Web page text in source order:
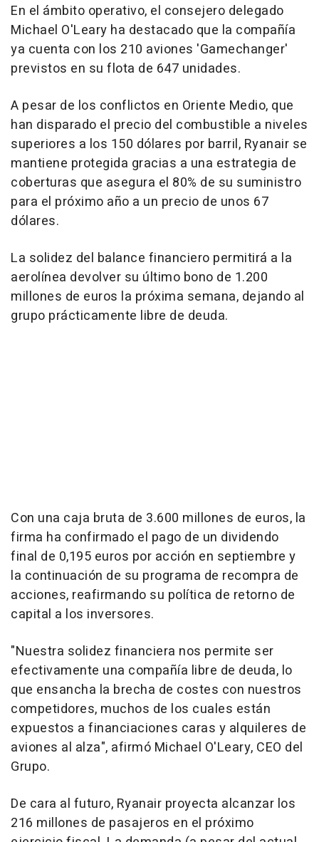
En el ámbito operativo, el consejero delegado
Michael O'Leary ha destacado que la compañía
ya cuenta con los 210 aviones 'Gamechanger'
previstos en su flota de 647 unidades.
A pesar de los conflictos en Oriente Medio, que
han disparado el precio del combustible a niveles
superiores a los 150 dólares por barril, Ryanair se
mantiene protegida gracias a una estrategia de
coberturas que asegura el 80% de su suministro
para el próximo año a un precio de unos 67
dólares.
La solidez del balance financiero permitirá a la
aerolínea devolver su último bono de 1.200
millones de euros la próxima semana, dejando al
grupo prácticamente libre de deuda.
Con una caja bruta de 3.600 millones de euros, la
firma ha confirmado el pago de un dividendo
final de 0,195 euros por acción en septiembre y
la continuación de su programa de recompra de
acciones, reafirmando su política de retorno de
capital a los inversores.
"Nuestra solidez financiera nos permite ser
efectivamente una compañía libre de deuda, lo
que ensancha la brecha de costes con nuestros
competidores, muchos de los cuales están
expuestos a financiaciones caras y alquileres de
aviones al alza", afirmó Michael O'Leary, CEO del
Grupo.
De cara al futuro, Ryanair proyecta alcanzar los
216 millones de pasajeros en el próximo